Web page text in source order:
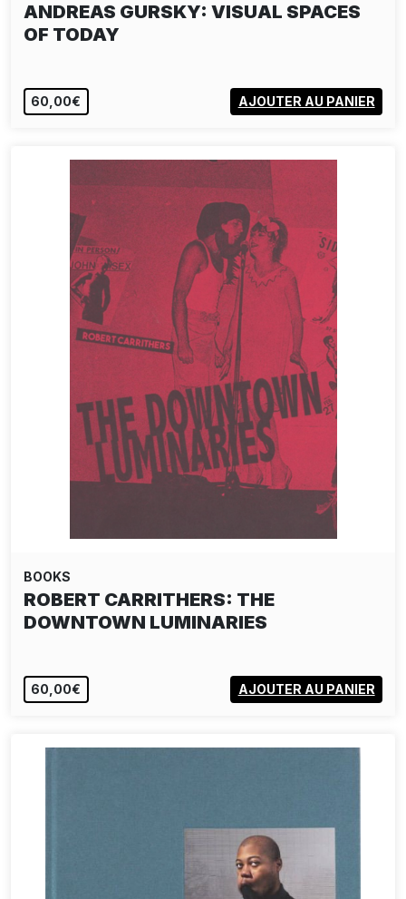
ANDREAS GURSKY: VISUAL SPACES
OF TODAY
60,00€ AJOUTER AU PANIER
BOOKS
ROBERT CARRITHERS: THE
DOWNTOWN LUMINARIES
60,00€ AJOUTER AU PANIER